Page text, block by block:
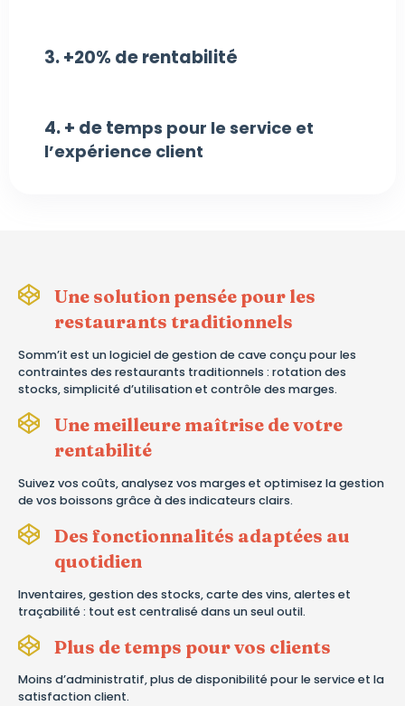
3. +20% de rentabilité
4. + de temps pour le service et
l’expérience client
Une solution pensée pour les
restaurants traditionnels
Somm’it est un logiciel de gestion de cave conçu pour les
contraintes des restaurants traditionnels : rotation des
stocks, simplicité d’utilisation et contrôle des marges.
Une meilleure maîtrise de votre
rentabilité
Suivez vos coûts, analysez vos marges et optimisez la gestion
de vos boissons grâce à des indicateurs clairs.
Des fonctionnalités adaptées au
quotidien
Inventaires, gestion des stocks, carte des vins, alertes et
traçabilité : tout est centralisé dans un seul outil.
Plus de temps pour vos clients
Moins d’administratif, plus de disponibilité pour le service et la
satisfaction client.